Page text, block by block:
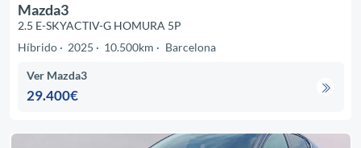
Mazda3
2.5 E-SKYACTIV-G HOMURA 5P
Híbrido
2025 10.500km Barcelona
Ver Mazda3
29.400€